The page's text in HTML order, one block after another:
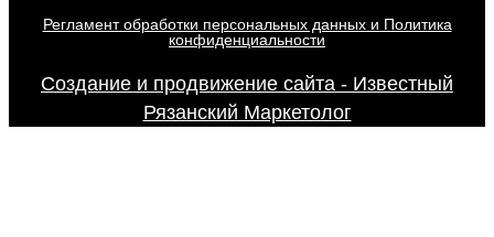
Регламент обработки персональных данных и Политика
конфиденциальности
Создание и продвижение сайта - Известный
Рязанский Маркетолог